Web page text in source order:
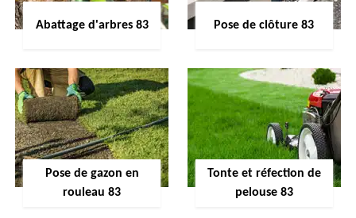
Abattage d'arbres 83 Pose de clôture 83
Pose de gazon en
rouleau 83
Tonte et réfection de
pelouse 83